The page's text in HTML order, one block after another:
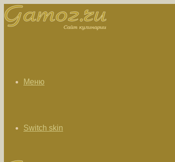
Меню
Switch skin